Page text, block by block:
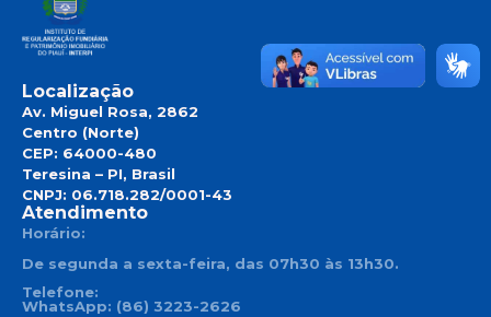
Localização
Av. Miguel Rosa, 2862
Centro (Norte)
CEP: 64000-480
Teresina – PI, Brasil
CNPJ: 06.718.282/0001-43
Atendimento
Horário:
De segunda a sexta-feira, das 07h30 às 13h30.
Telefone:
WhatsApp: (86) 3223-2626